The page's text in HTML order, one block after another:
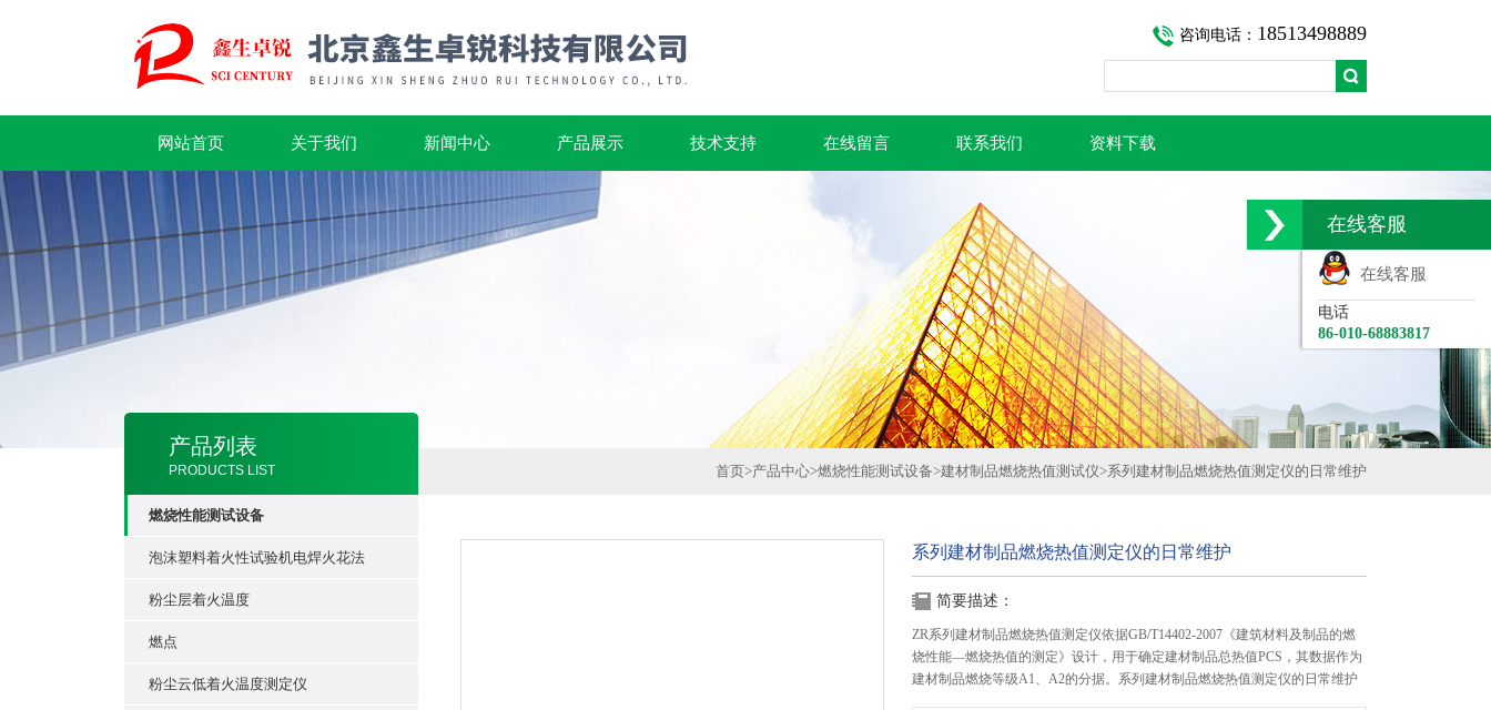
咨询电话： 18513498889
网站首页 关于我们 新闻中心 产品展示 技术支持 在线留言 联系我们 资料下载
产品列表
PRODUCTS LIST
燃烧性能测试设备
泡沫塑料着火性试验机电焊火花法
粉尘层着火温度
燃点
粉尘云低着火温度测定仪
首页>产品中心>燃烧性能测试设备>建材制品燃烧热值测试仪>系列建材制品燃烧热值测定仪的日常维护
系列建材制品燃烧热值测定仪的日常维护
简要描述：
ZR系列建材制品燃烧热值测定仪依据GB/T14402-2007《建筑材料及制品的燃
烧性能—燃烧热值的测定》设计，用于确定建材制品总热值PCS，其数据作为
建材制品燃烧等级A1、A2的分据。系列建材制品燃烧热值测定仪的日常维护
在线客服
在线客服
电话
86-010-68883817